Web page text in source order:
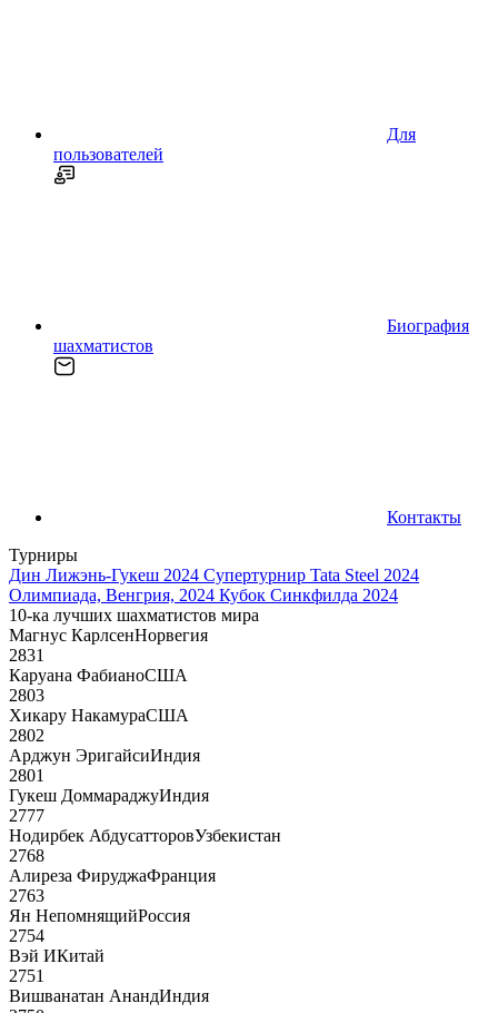
Для
пользователей
Биография
шахматистов
Контакты
Турниры
Дин Лижэнь-Гукеш 2024 Супертурнир Tata Steel 2024
Олимпиада, Венгрия, 2024 Кубок Синкфилда 2024
10-ка лучших шахматистов мира
Магнус КарлсенНорвегия
2831
Каруана ФабианоСША
2803
Хикару НакамураСША
2802
Арджун ЭригайсиИндия
2801
Гукеш ДоммараджуИндия
2777
Нодирбек АбдусатторовУзбекистан
2768
Алиреза ФируджаФранция
2763
Ян НепомнящийРоссия
2754
Вэй ИКитай
2751
Вишванатан АнандИндия